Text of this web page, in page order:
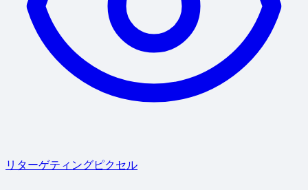
リターゲティングピクセル